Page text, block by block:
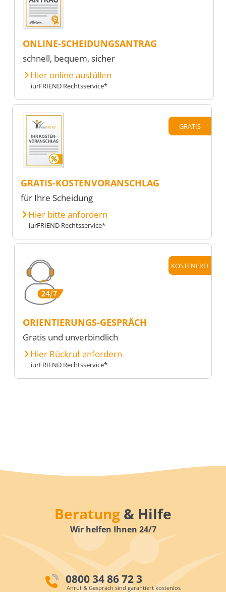
ONLINE-SCHEIDUNGSANTRAG
schnell, bequem, sicher
Hier online ausfüllen
iurFRIEND Rechtsservice*
GRATIS
GRATIS-KOSTENVORANSCHLAG
für Ihre Scheidung
Hier bitte anfordern
iurFRIEND Rechtsservice*
KOSTENFREI
ORIENTIERUNGS-GESPRÄCH
Gratis und unverbindlich
Hier Rückruf anfordern
iurFRIEND Rechtsservice*
Beratung & Hilfe
Wir helfen Ihnen 24/7
0800 34 86 72 3
Anruf & Gespräch sind garantiert kostenlos